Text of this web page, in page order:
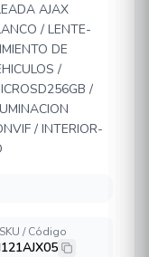
AJAX
/ LENTE-
DE
/
/
/ INTERIOR-
SKU / Código